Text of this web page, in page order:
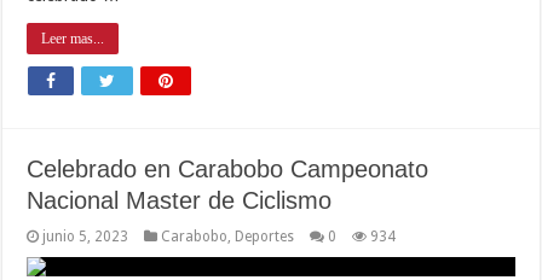
Leer mas...
Celebrado en Carabobo Campeonato
Nacional Master de Ciclismo
junio 5, 2023 Carabobo Deportes 0 934